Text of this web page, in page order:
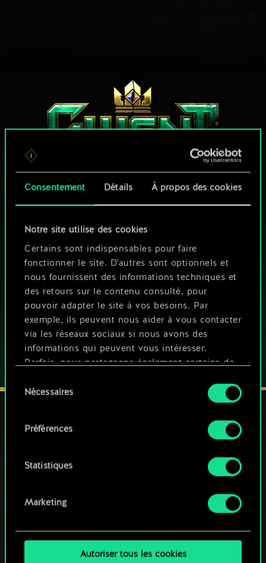
Consentement Détails À propos des cookies
Notre site utilise des cookies
Certains sont indispensables pour faire
fonctionner le site. D'autres sont optionnels et
nous fournissent des informations techniques et
des retours sur le contenu consulté, pour
pouvoir adapter le site à vos besoins. Par
exemple, ils peuvent nous aider à vous contacter
via les réseaux sociaux si nous avons des
informations qui peuvent vous intéresser.
Parfois, nous partageons également certains de
ces cookies optionnels ne seront appliqués
Vous pouvez consulter tous les détails sur notre
préférences dans le menu "Paramètres" ci-
duNécessaires
Préférences
Statistiques
Marketing
Autoriser tous les cookies
JOUEZ GRATUITEMENT
SUR PC
Ce jeu propose des achats intégrés
JOUEZ AUSSI SUR :